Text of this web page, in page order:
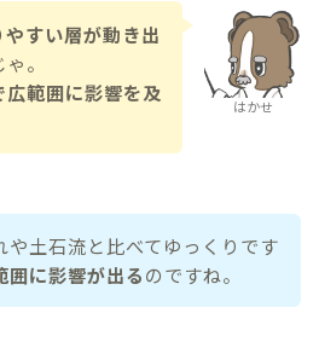
はかせ
すい層が動き出
。
範囲に影響を及
や土石流と比べてゆっくりです
囲に影響が出るのですね。